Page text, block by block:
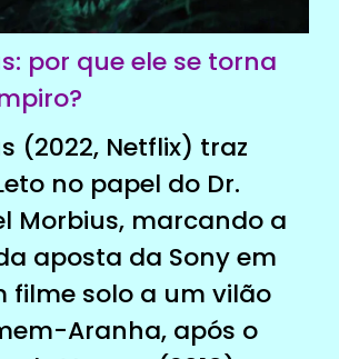
por que ele se torna
(2022, Netflix) traz
no papel do Dr.
Morbius, marcando a
aposta da Sony em
filme solo a um vilão
Aranha, após o